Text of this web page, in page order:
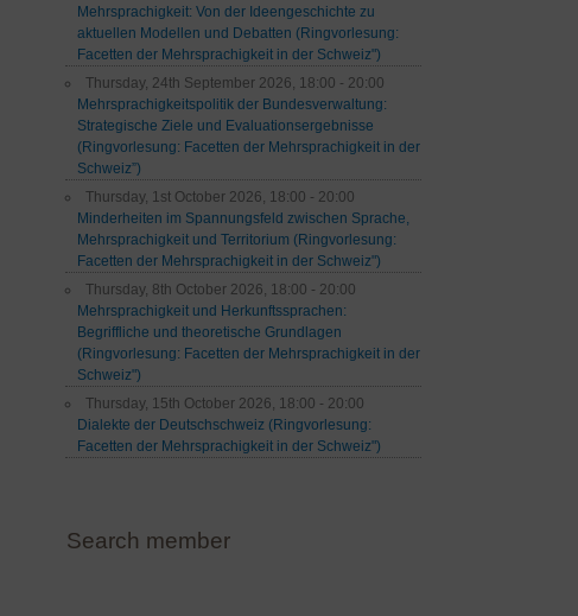
Mehrsprachigkeit: Von der Ideengeschichte zu
aktuellen Modellen und Debatten (Ringvorlesung:
Facetten der Mehrsprachigkeit in der Schweiz")
Thursday, 24th September 2026, 18:00 - 20:00
Mehrsprachigkeitspolitik der Bundesverwaltung:
Strategische Ziele und Evaluationsergebnisse
(Ringvorlesung: Facetten der Mehrsprachigkeit in der
Schweiz”)
Thursday, 1st October 2026, 18:00 - 20:00
Minderheiten im Spannungsfeld zwischen Sprache,
Mehrsprachigkeit und Territorium (Ringvorlesung:
Facetten der Mehrsprachigkeit in der Schweiz")
Thursday, 8th October 2026, 18:00 - 20:00
Mehrsprachigkeit und Herkunftssprachen:
Begriffliche und theoretische Grundlagen
(Ringvorlesung: Facetten der Mehrsprachigkeit in der
Schweiz")
Thursday, 15th October 2026, 18:00 - 20:00
Dialekte der Deutschschweiz (Ringvorlesung:
Facetten der Mehrsprachigkeit in der Schweiz")
Search member